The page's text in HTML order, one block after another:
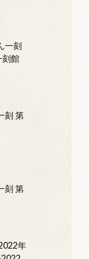
一刻
刻館
刻 第
刻 第
年